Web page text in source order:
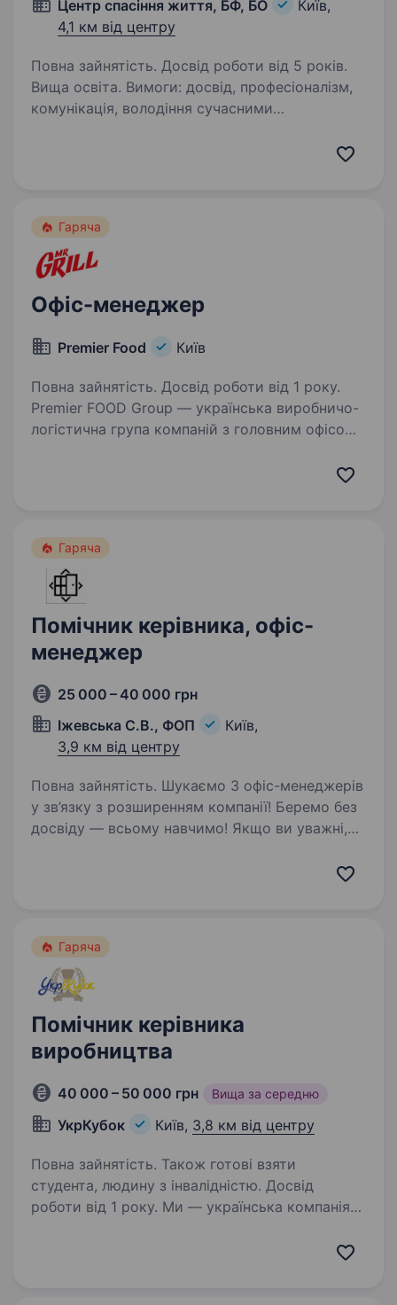
Центр спасіння життя, БФ, БО
Київ,
4,1 км від центру
Повна зайнятість. Досвід роботи від 5 років.
Вища освіта. Вимоги: досвід, професіоналізм,
комунікація, володіння сучасними
Умови роботи: з 9−18 Обов’язки: організація
Гаряча
Офіс-менеджер
Premier Food Київ
Повна зайнятість. Досвід роботи від 1 року.
Premier FOOD Group — українська виробничо-
логістична група компаній з головним офісом
Вінницькій області та логістичними хабами
Гаряча
Помічник керівника, офіс-
менеджер
25 000 – 40 000 грн
Іжевська С.В., ФОП
Київ,
3,9 км від центру
Повна зайнятість. Шукаємо 3 офіс-менеджерів
у зв’язку з розширенням компанії! Беремо без
досвіду — всьому навчимо! Якщо ви уважні,
Гаряча
Помічник керівника
виробництва
40 000 – 50 000 грн Вища за середню
УкрКубок Київ, 3,8 км від центру
Повна зайнятість. Також готові взяти
студента, людину з інвалідністю. Досвід
роботи від 1 року. Ми — українська компанія
Виготовляємо спортивну форму, нагородну